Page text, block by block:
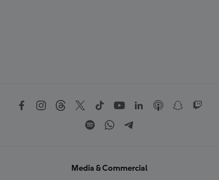
Media & Commercial